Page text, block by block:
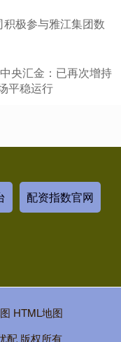
极参与雅江集团数
央汇金：已再次增持
平稳运行
配资指数官网
HTML地图
配 版权所有